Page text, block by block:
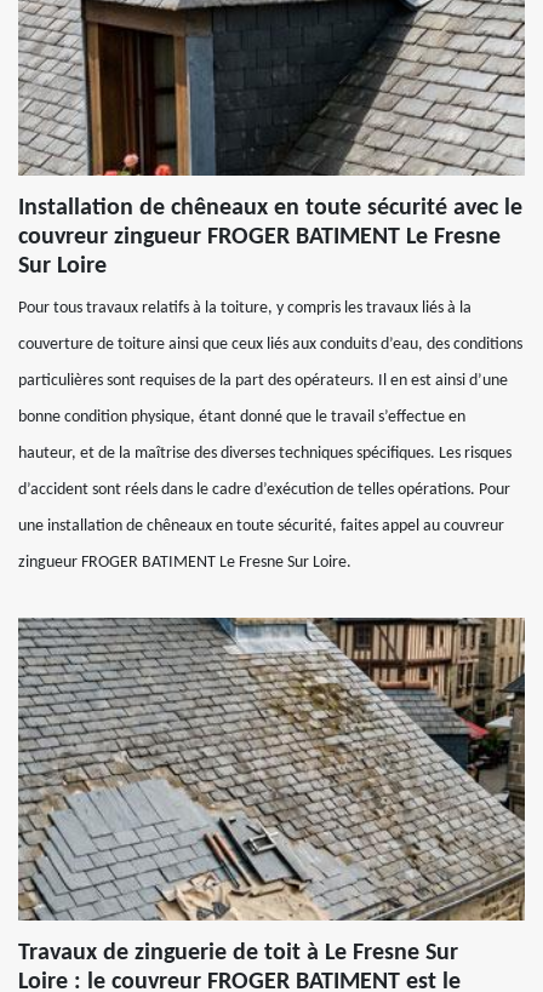
Installation de chêneaux en toute sécurité avec le
couvreur zingueur FROGER BATIMENT Le Fresne
Sur Loire
Pour tous travaux relatifs à la toiture, y compris les travaux liés à la
couverture de toiture ainsi que ceux liés aux conduits d’eau, des conditions
particulières sont requises de la part des opérateurs. Il en est ainsi d’une
bonne condition physique, étant donné que le travail s’effectue en
hauteur, et de la maîtrise des diverses techniques spécifiques. Les risques
d’accident sont réels dans le cadre d’exécution de telles opérations. Pour
une installation de chêneaux en toute sécurité, faites appel au couvreur
zingueur FROGER BATIMENT Le Fresne Sur Loire.
Travaux de zinguerie de toit à Le Fresne Sur
Loire : le couvreur FROGER BATIMENT est le